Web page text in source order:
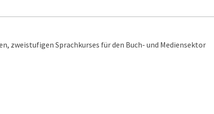
zweistufigen Sprachkurses für den Buch- und Mediensektor